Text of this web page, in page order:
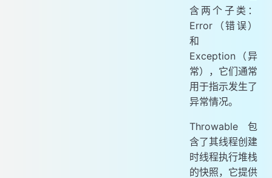
含两个子类：
Error（错误）
和
Exception（异
常），它们通常
用于指示发生了
异常情况。
Throwable 包
含了其线程创建
时线程执行堆栈
的快照，它提供